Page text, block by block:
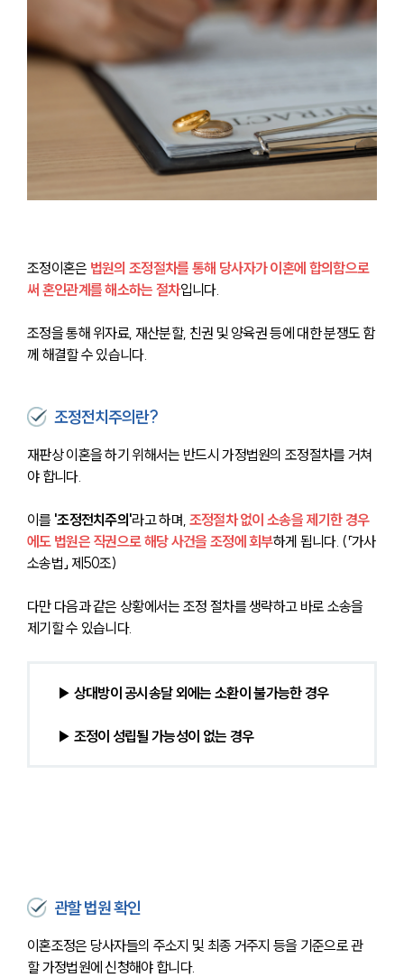
조정이혼은 법원의 조정절차를 통해 당사자가 이혼에 합의함으로
써 혼인관계를 해소하는 절차입니다.
조정을 통해 위자료, 재산분할, 친권 및 양육권 등에 대한 분쟁도 함
께 해결할 수 있습니다.
조정전치주의란?
재판상 이혼을 하기 위해서는 반드시 가정법원의 조정절차를 거쳐
야 합니다.
이를 '조정전치주의'라고 하며, 조정절차 없이 소송을 제기한 경우
에도 법원은 직권으로 해당 사건을 조정에 회부하게 됩니다. (「가사
소송법」 제50조)
다만 다음과 같은 상황에서는 조정 절차를 생략하고 바로 소송을
제기할 수 있습니다.
▶ 상대방이 공시송달 외에는 소환이 불가능한 경우
▶ 조정이 성립될 가능성이 없는 경우
관할 법원 확인
이혼조정은 당사자들의 주소지 및 최종 거주지 등을 기준으로 관
할 가정법원에 신청해야 합니다.